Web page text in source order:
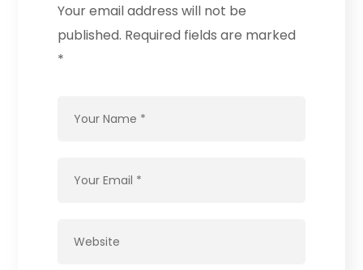
Your email address will not be
published. Required fields are marked
*